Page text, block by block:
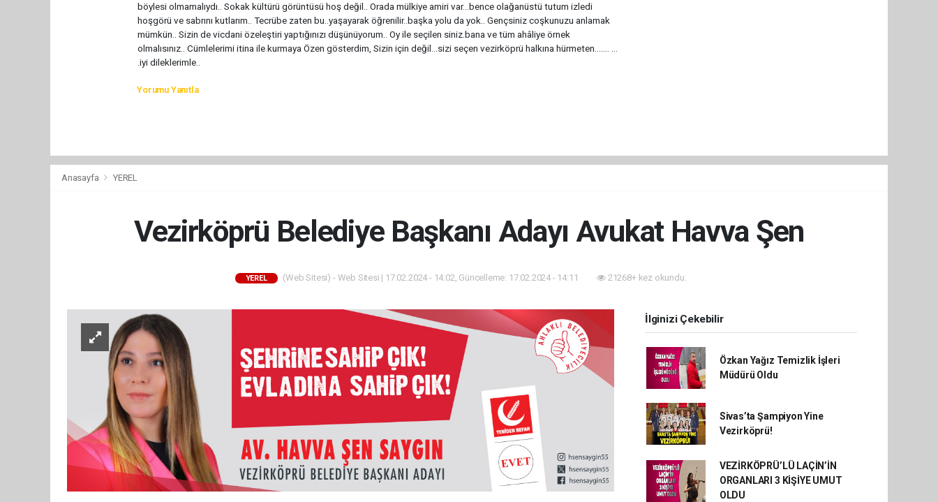
böylesi olmamalıydı.. Sokak kültürü görüntüsü hoş değil.. Orada mülkiye amiri var...bence olağanüstü tutum izledi
hoşgörü ve sabrını kutlarım.. Tecrübe zaten bu..yaşayarak öğrenilir..başka yolu da yok.. Gençsiniz coşkunuzu anlamak
mümkün.. Sizin de vicdani özeleştiri yaptığınızı düşünüyorum.. Oy ile seçilen siniz.bana ve tüm ahâliye örnek
olmalısınız.. Cümlelerimi itina ile kurmaya Özen gösterdim, Sizin için değil...sizi seçen vezirköprü halkına hürmeten....... ...
.iyi dileklerimle..
Yorumu Yanıtla
Anasayfa YEREL
Vezirköprü Belediye Başkanı Adayı Avukat Havva Şen
YEREL (Web Sitesi) - Web Sitesi | 17.02.2024 - 14:02, Güncelleme: 17.02.2024 - 14:11 21268+ kez okundu.
İlginizi Çekebilir
Özkan Yağız Temizlik İşleri
Müdürü Oldu
Sivas’ta Şampiyon Yine
Vezirköprü!
VEZİRKÖPRÜ’LÜ LAÇİN’İN
ORGANLARI 3 KİŞİYE UMUT
OLDU